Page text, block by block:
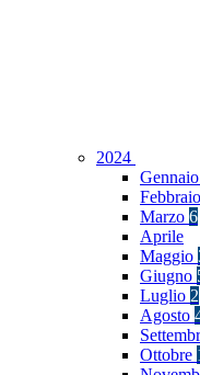
2024
Gennaio
Febbraio
Marzo 6
Aprile
Maggio
Giugno
Luglio 2
Agosto
Ottobre